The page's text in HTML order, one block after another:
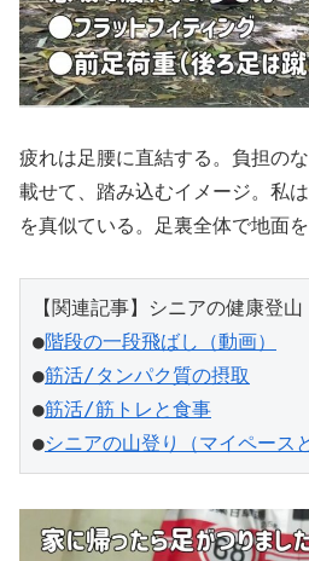
疲れは足腰に直結する。負担の
載せて、踏み込むイメージ。私
を真似ている。足裏全体で地面を
【関連記事】シニアの健康登山
●階段の一段飛ばし（動画）
●筋活/タンパク質の摂取
●筋活/筋トレと食事
●シニアの山登り（マイペース